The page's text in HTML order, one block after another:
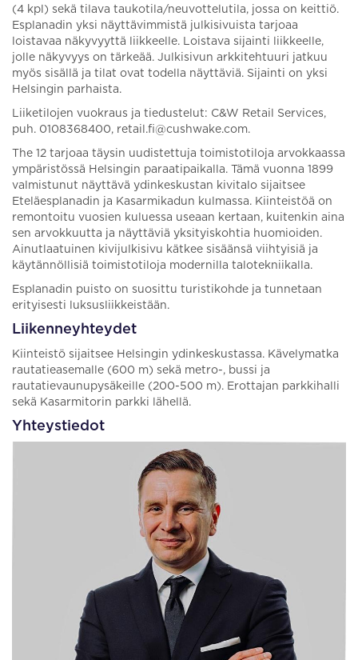
(4 kpl) sekä tilava taukotila/neuvottelutila, jossa on keittiö.
Esplanadin yksi näyttävimmistä julkisivuista tarjoaa
loistavaa näkyvyyttä liikkeelle. Loistava sijainti liikkeelle,
jolle näkyvyys on tärkeää. Julkisivun arkkitehtuuri jatkuu
myös sisällä ja tilat ovat todella näyttäviä. Sijainti on yksi
Helsingin parhaista.
Liiketilojen vuokraus ja tiedustelut: C&W Retail Services,
puh. 0108368400, retail.fi@cushwake.com.
The 12 tarjoaa täysin uudistettuja toimistotiloja arvokkaassa
ympäristössä Helsingin paraatipaikalla. Tämä vuonna 1899
valmistunut näyttävä ydinkeskustan kivitalo sijaitsee
Eteläesplanadin ja Kasarmikadun kulmassa. Kiinteistöä on
remontoitu vuosien kuluessa useaan kertaan, kuitenkin aina
sen arvokkuutta ja näyttäviä yksityiskohtia huomioiden.
Ainutlaatuinen kivijulkisivu kätkee sisäänsä viihtyisiä ja
käytännöllisiä toimistotiloja modernilla talotekniikalla.
Esplanadin puisto on suosittu turistikohde ja tunnetaan
erityisesti luksusliikkeistään.
Liikenneyhteydet
Kiinteistö sijaitsee Helsingin ydinkeskustassa. Kävelymatka
rautatieasemalle (600 m) sekä metro-, bussi ja
rautatievaunupysäkeille (200-500 m). Erottajan parkkihalli
sekä Kasarmitorin parkki lähellä.
Yhteystiedot